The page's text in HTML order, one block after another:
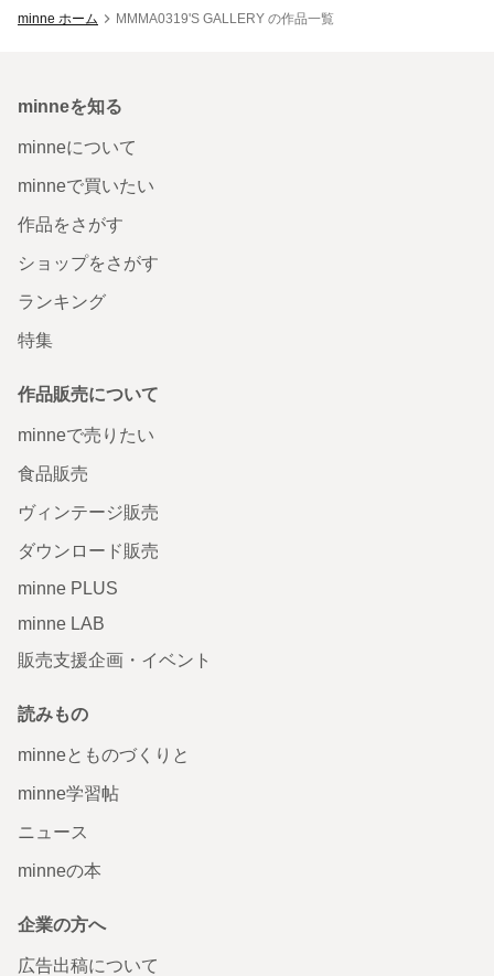
minne ホーム MMMA0319'S GALLERY の作品一覧
minneを知る
minneについて
minneで買いたい
作品をさがす
ショップをさがす
ランキング
特集
作品販売について
minneで売りたい
食品販売
ヴィンテージ販売
ダウンロード販売
minne PLUS
minne LAB
販売支援企画・イベント
読みもの
minneとものづくりと
minne学習帖
ニュース
minneの本
企業の方へ
広告出稿について